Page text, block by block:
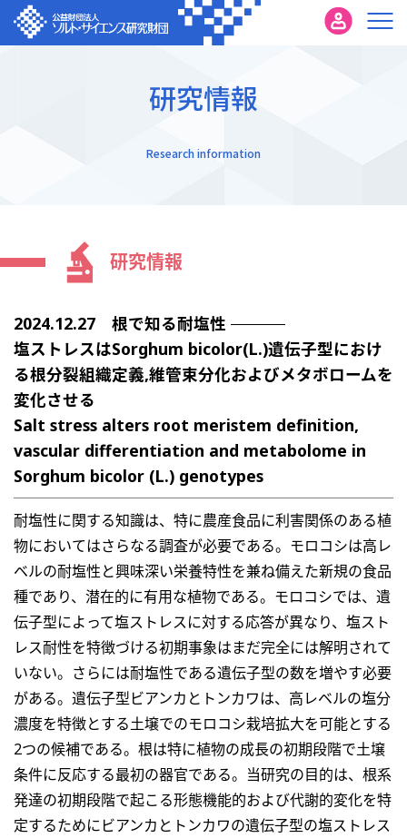
研究情報
Research information
研究情報
2024.12.27 根で知る耐塩性
塩ストレスはSorghum bicolor(L.)遺伝子型におけ
る根分裂組織定義,維管束分化およびメタボロームを
変化させる
Salt stress alters root meristem definition,
vascular differentiation and metabolome in
Sorghum bicolor (L.) genotypes
耐塩性に関する知識は、特に農産食品に利害関係のある植
物においてはさらなる調査が必要である。モロコシは高レ
ベルの耐塩性と興味深い栄養特性を兼ね備えた新規の食品
種であり、潜在的に有用な植物である。モロコシでは、遺
伝子型によって塩ストレスに対する応答が異なり、塩スト
レス耐性を特徴づける初期事象はまだ完全には解明されて
いない。さらには耐塩性である遺伝子型の数を増やす必要
がある。遺伝子型ビアンカとトンカワは、高レベルの塩分
濃度を特徴とする土壌でのモロコシ栽培拡大を可能とする
2つの候補である。根は特に植物の成長の初期段階で土壌
条件に反応する最初の器官である。当研究の目的は、根系
発達の初期段階で起こる形態機能的および代謝的変化を特
定するためにビアンカとトンカワの遺伝子型の塩ストレス